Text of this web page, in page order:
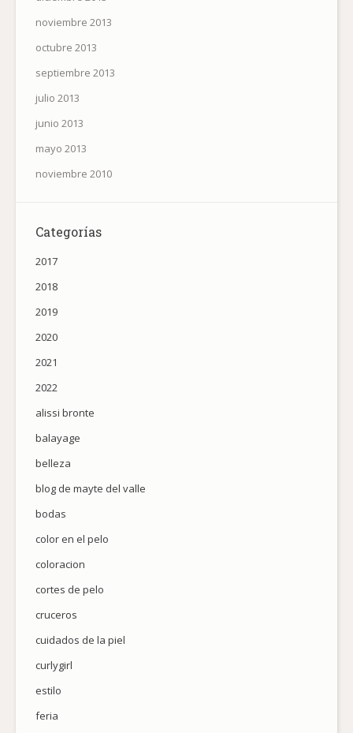
noviembre 2013
octubre 2013
septiembre 2013
julio 2013
junio 2013
mayo 2013
noviembre 2010
Categorías
2017
2018
2019
2020
2021
2022
alissi bronte
balayage
belleza
blog de mayte del valle
bodas
color en el pelo
coloracion
cortes de pelo
cruceros
cuidados de la piel
curlygirl
estilo
feria